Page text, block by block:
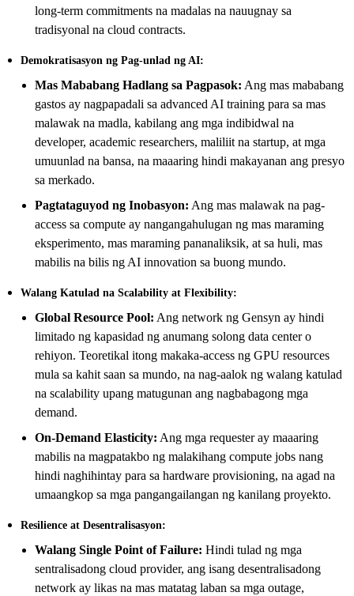
long-term commitments na madalas na nauugnay sa
tradisyonal na cloud contracts.
Demokratisasyon ng Pag-unlad ng AI:
Mas Mababang Hadlang sa Pagpasok: Ang mas mababang
gastos ay nagpapadali sa advanced AI training para sa mas
malawak na madla, kabilang ang mga indibidwal na
developer, academic researchers, maliliit na startup, at mga
umuunlad na bansa, na maaaring hindi makayanan ang presyo
sa merkado.
Pagtataguyod ng Inobasyon: Ang mas malawak na pag-
access sa compute ay nangangahulugan ng mas maraming
eksperimento, mas maraming pananaliksik, at sa huli, mas
mabilis na bilis ng AI innovation sa buong mundo.
Walang Katulad na Scalability at Flexibility:
Global Resource Pool: Ang network ng Gensyn ay hindi
limitado ng kapasidad ng anumang solong data center o
rehiyon. Teoretikal itong makaka-access ng GPU resources
mula sa kahit saan sa mundo, na nag-aalok ng walang katulad
na scalability upang matugunan ang nagbabagong mga
demand.
On-Demand Elasticity: Ang mga requester ay maaaring
mabilis na magpatakbo ng malakihang compute jobs nang
hindi naghihintay para sa hardware provisioning, na agad na
umaangkop sa mga pangangailangan ng kanilang proyekto.
Resilience at Desentralisasyon:
Walang Single Point of Failure: Hindi tulad ng mga
sentralisadong cloud provider, ang isang desentralisadong
network ay likas na mas matatag laban sa mga outage,